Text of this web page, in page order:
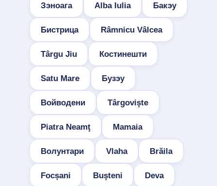
Зэноага Alba Iulia Бакэу
Бистрица Râmnicu Vâlcea
Târgu Jiu Костинешти
Satu Mare Бузэу
Войводени Târgovişte
Piatra Neamţ Mamaia
Волунтари Vlaha Brăila
Focșani Buşteni Deva